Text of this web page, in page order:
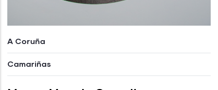
A Coruña
Camariñas